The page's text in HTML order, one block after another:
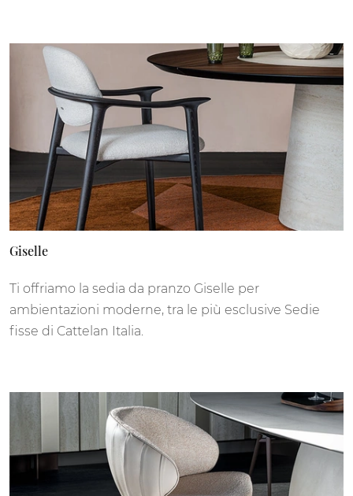
Giselle
Ti offriamo la sedia da pranzo Giselle per
ambientazioni moderne, tra le più esclusive Sedie
fisse di Cattelan Italia.